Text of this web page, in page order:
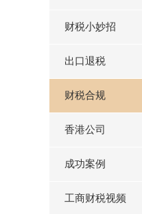
财税小妙招
出口退税
财税合规
香港公司
成功案例
工商财税视频